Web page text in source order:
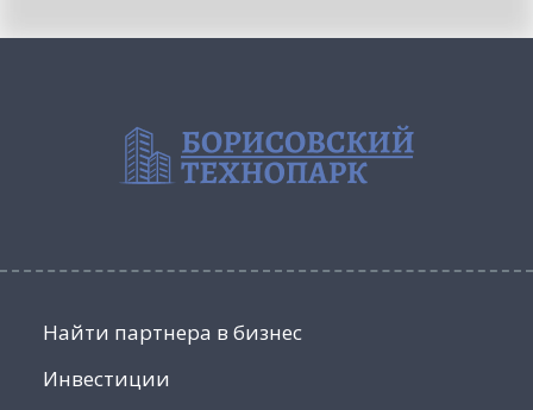
Найти партнера в бизнес
Инвестиции